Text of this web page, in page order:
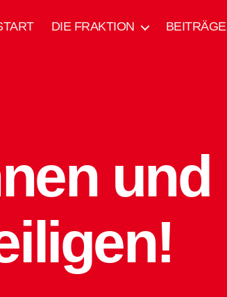
DIE FRAKTION BEITRÄGE
und